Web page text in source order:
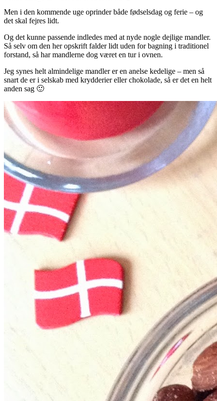
Men i den kommende uge oprinder både fødselsdag og ferie – og
det skal fejres lidt.
Og det kunne passende indledes med at nyde nogle dejlige mandler.
Så selv om den her opskrift falder lidt uden for bagning i traditionel
forstand, så har mandlerne dog været en tur i ovnen.
Jeg synes helt almindelige mandler er en anelse kedelige – men så
snart de er i selskab med krydderier eller chokolade, så er det en helt
anden sag 🙂